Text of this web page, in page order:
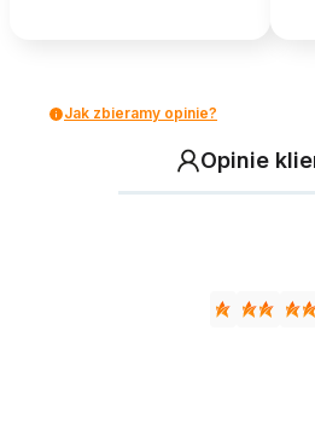
Jak zbieramy opinie?
Opinie